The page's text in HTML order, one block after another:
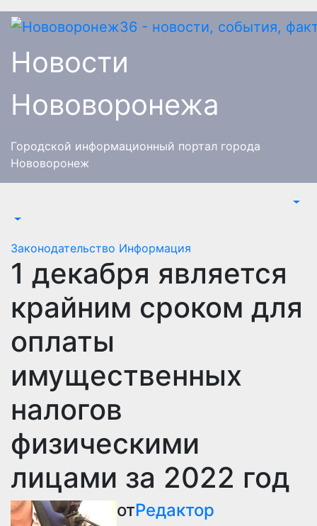
Перейти
Новости
Нововоронежа
Городской информационный портал города
Нововоронеж
Законодательство Информация
1 декабря является
крайним сроком для
оплаты
имущественных
налогов
физическими
лицами за 2022 год
отРедактор